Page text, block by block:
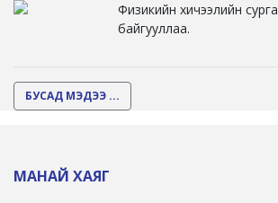
Физикийн хичээлийн
байгууллаа.
БУСАД МЭДЭЭ ...
МАНАЙ ХАЯГ